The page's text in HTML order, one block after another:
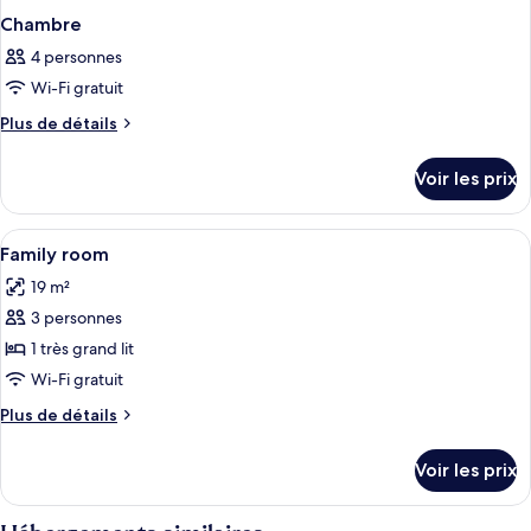
Chambre
4 personnes
Wi-Fi gratuit
Plus de détails
Plus
le
type
de
chambre
Chambre
Voir les prix
Afficher
toutes
les
photos
pour
ce
type
de
Family
room
Literie hypoallergénique, bureau,
1
Family room
19 m²
3 personnes
1 très grand lit
Wi-Fi gratuit
Plus de détails
Plus
le
type
Voir les prix